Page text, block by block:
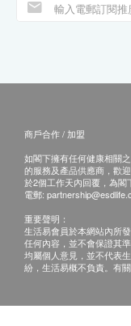
商戶合作 / 加盟
如閣下擁有任何健康相關
的服務及產品供應商，歡
於2個工作天內回覆，為閣
電郵:
重要聲明：
生活易會員於本網站內所
任何內容，並不會保證其
均屬個人意見，並不代表
紛，生活易概不負責。有